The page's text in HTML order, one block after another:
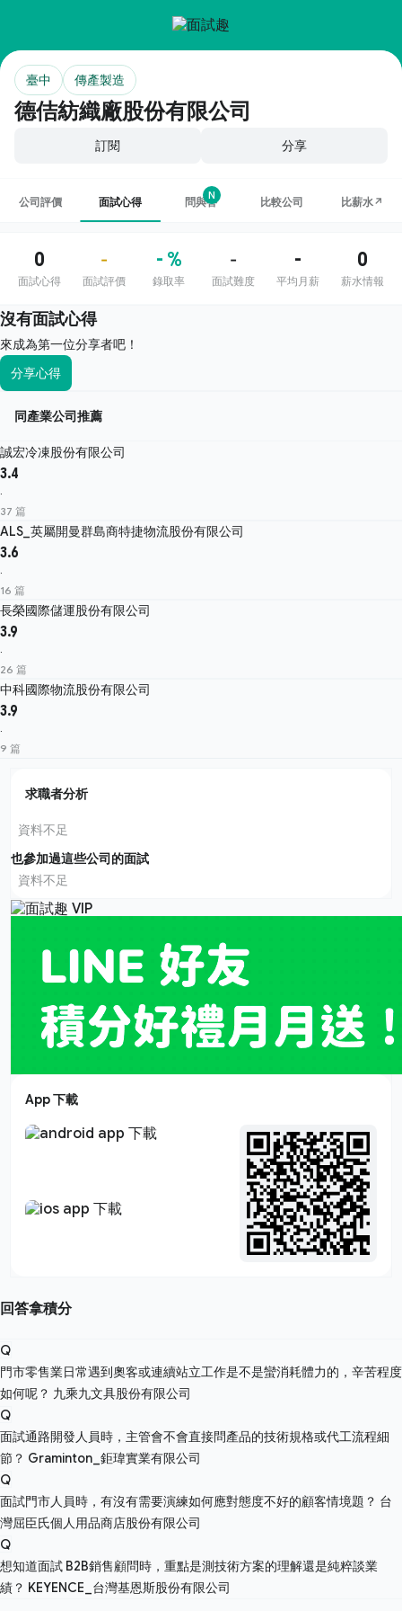
德佶紡織廠股份有限公司
臺中 傳產製造
訂閱 分享
公司評價 面試心得 問與答
N
比較公司 比薪水↗
0
面試心得
-
面試評價
- %
錄取率
-
面試難度
-
平均月薪
0
薪水情報
沒有面試心得
來成為第一位分享者吧！
分享心得
同產業公司推薦
誠宏冷凍股份有限公司
3.4
·
37 篇
ALS_英屬開曼群島商特捷物流股份有限公司
3.6
·
16 篇
長榮國際儲運股份有限公司
3.9
·
26 篇
中科國際物流股份有限公司
3.9
·
9 篇
求職者分析
資料不足
也參加過這些公司的面試
資料不足
App 下載
回答拿積分
Q
門市零售業日常遇到奧客或連續站立工作是不是蠻消耗體力的，辛苦程度
如何呢？ 九乘九文具股份有限公司
Q
面試通路開發人員時，主管會不會直接問產品的技術規格或代工流程細
節？ Graminton_鉅瑋實業有限公司
Q
面試門市人員時，有沒有需要演練如何應對態度不好的顧客情境題？ 台
灣屈臣氏個人用品商店股份有限公司
Q
想知道面試 B2B銷售顧問時，重點是測技術方案的理解還是純粹談業
績？ KEYENCE_台灣基恩斯股份有限公司